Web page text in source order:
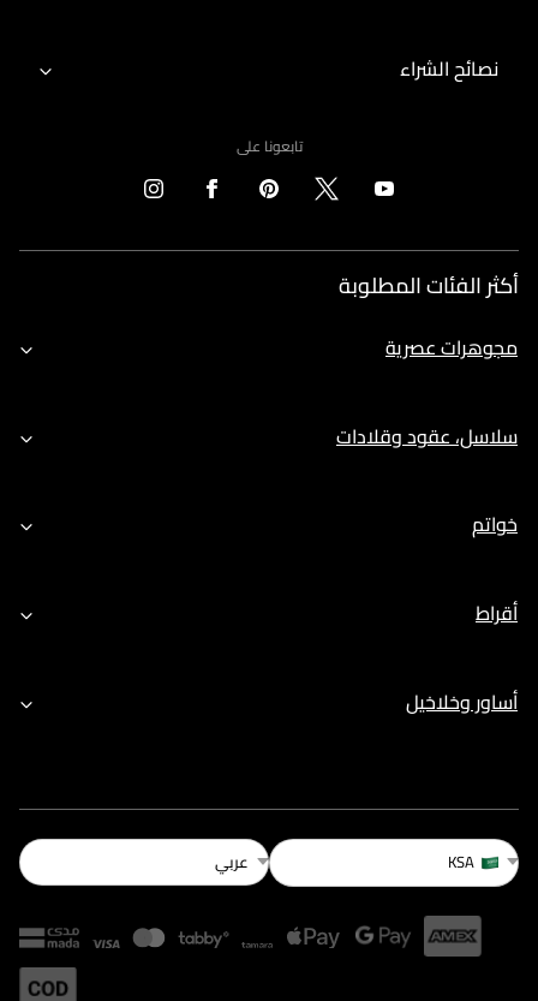
نصائح الشراء
تابعونا على
أكثر الفئات المطلوبة
مجوهرات عصرية
سلاسل، عقود وقلادات
خواتم
أقراط
أساور وخلاخيل
KSA عربي